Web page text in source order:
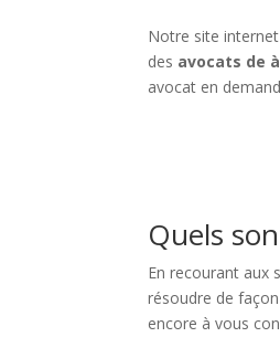
Notre site
des avocats de
avocat en
Quels
En recourant aux
résoudre de
encore à vous